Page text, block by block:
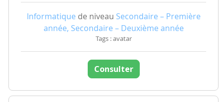
Informatique de niveau Secondaire – Première
année, Secondaire – Deuxième année
Tags : avatar
Consulter